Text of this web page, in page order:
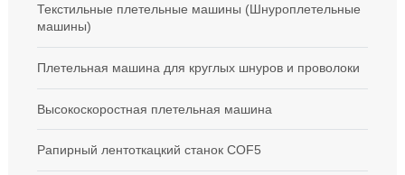
Текстильные плетельные машины (Шнуроплетельные
машины)
Плетельная машина для круглых шнуров и проволоки
Высокоскоростная плетельная машина
Рапирный лентоткацкий станок COF5